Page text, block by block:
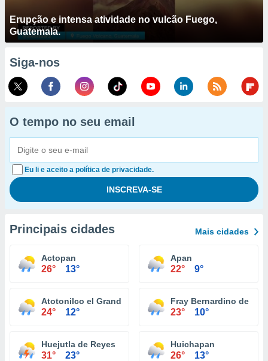
Erupção e intensa atividade no vulcão Fuego,
Guatemala.
Siga-nos
O tempo no seu email
Eu li e aceito a política de privacidade.
Principais cidades Mais cidades
Actopan
26° 13°
Apan
22° 9°
Atotonilco el Grande
24° 12°
Fray Bernardino de
23° 10°
Huejutla de Reyes
31° 23°
Huichapan
26° 13°